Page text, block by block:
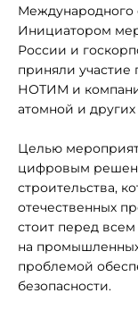
Международного
Инициатором
России и
приняли
НОТИМ и
атомной и
Целью
цифровым
строительства,
отечественных
стоит перед
на промышленных
проблемой
безопасности.